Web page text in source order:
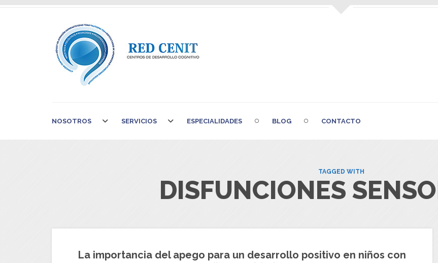
NOSOTROS SERVICIOS ESPECIALIDADES BLOG CONTACTO
TAGGED WITH
DISFUNCIONES
La importancia del apego para un desarrollo positivo en niños con